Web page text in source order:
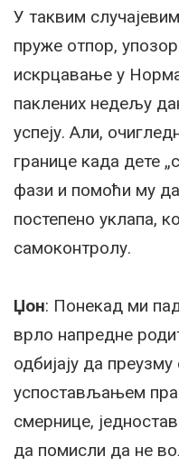
У таквим
пруже отпор,
искрцавање у
паклених недељу
успеју. Али,
границе када дете
фази и помоћи му
постепено уклапа,
самоконтролу.
Џон: Понекад ми
врло напредне
одбијају да
успостављањем
смернице,
да помисли да не